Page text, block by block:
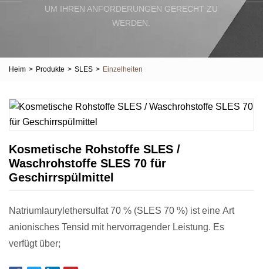
UM IHREN ANFORDERUNGEN GERECHT ZU
WERDEN.
Heim > Produkte > SLES > Einzelheiten
Kosmetische Rohstoffe SLES /
Waschrohstoffe SLES 70 für
Geschirrspülmittel
Natriumlaurylethersulfat 70 % (SLES 70 %) ist eine Art
anionisches Tensid mit hervorragender Leistung. Es
verfügt über;